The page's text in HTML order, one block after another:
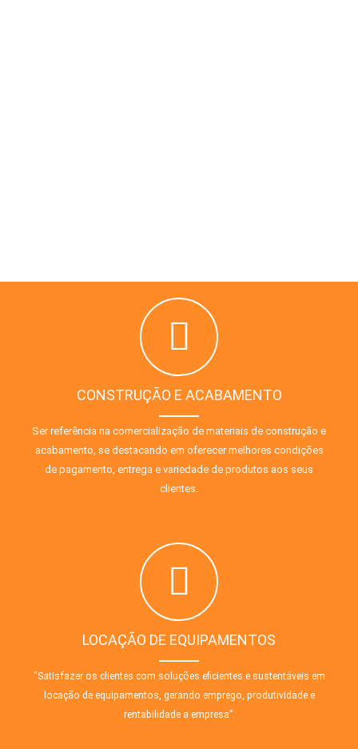
CONSTRUÇÃO E ACABAMENTO
Ser referência na comercialização de materiais de construção e
acabamento, se destacando em oferecer melhores condições
de pagamento, entrega e variedade de produtos aos seus
clientes.
LOCAÇÃO DE EQUIPAMENTOS
“Satisfazer os clientes com soluções eficientes e sustentáveis em
locação de equipamentos, gerando emprego, produtividade e
rentabilidade a empresa”.